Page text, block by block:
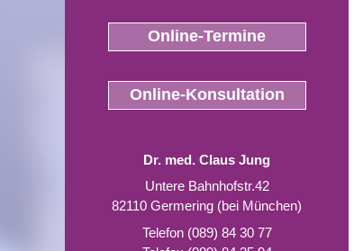
Online-Termine
Online-Konsultation
Dr. med. Claus Jung
Untere Bahnhofstr.42
82110 Germering (bei München)
Telefon (089) 84 30 77